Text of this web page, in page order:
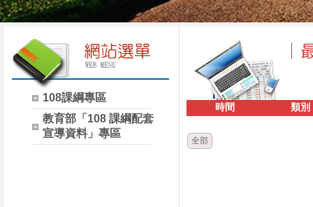
108課綱專區
教育部「108 課綱配套
宣導資料」專區
時間 類別
全部